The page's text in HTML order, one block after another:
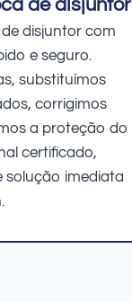
de disjuntor
disjuntor com
e seguro.
substituímos
corrigimos
a proteção do
certificado,
solução imediata